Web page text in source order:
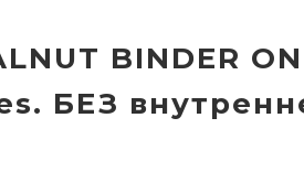
BINDER
БЕЗ